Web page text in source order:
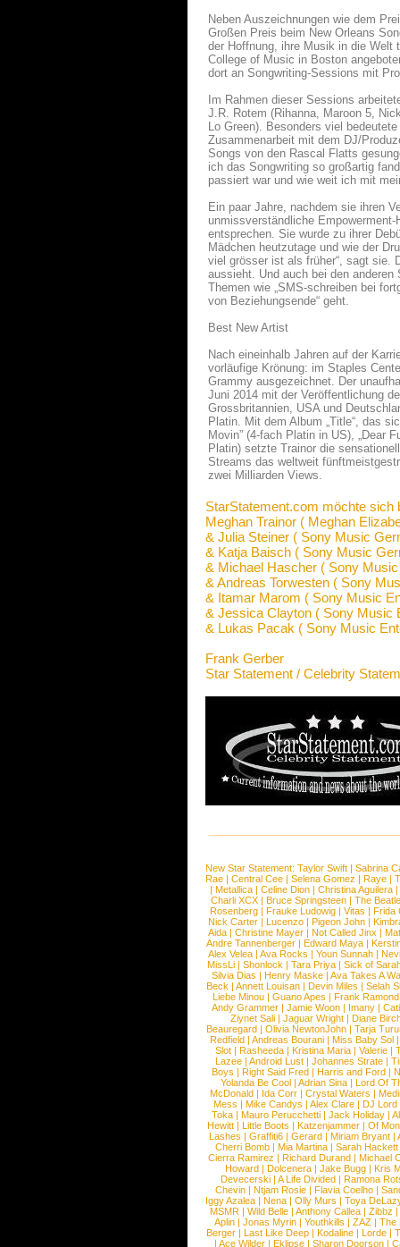
Neben Auszeichnungen wie dem
Großen Preis beim New Orleans
der Hoffnung, ihre Musik in die Welt
College of Music in Boston
dort an Songwriting-Sessions mit
Im Rahmen dieser Sessions
J.R. Rotem (Rihanna, Maroon 5,
Lo Green). Besonders viel
Zusammenarbeit mit dem DJ/
Songs von den Rascal Flatts
ich das Songwriting so großartig
passiert war und wie weit ich mit
Ein paar Jahre, nachdem sie ihren
unmissverständliche
entsprechen. Sie wurde zu ihrer
Mädchen heutzutage und wie der
viel grösser ist als früher“, sagt sie.
aussieht. Und auch bei den
Themen wie „SMS-schreiben bei
von Beziehungsende“ geht.
Best New Artist
Nach eineinhalb Jahren auf der
vorläufige Krönung: im Staples
Grammy ausgezeichnet. Der
Juni 2014 mit der Veröffentlichung
Grossbritannien, USA und
Platin. Mit dem Album „Title“, das
Movin” (4-fach Platin in US), „Dear
Platin) setzte Trainor die
Streams das weltweit
zwei Milliarden Views.
StarStatement.com möchte sich
Meghan Trainor ( Meghan
& Julia Steiner ( Sony Music
& Katja Baisch ( Sony Music
& Michael Hascher ( Sony
& Andreas Torwesten ( Sony
& Itamar Marom ( Sony Music
& Jessica Clayton ( Sony Music
& Lukas Pacak ( Sony Music
Frank Gerber
Star Statement / Celebrity
New Star Statement: Taylor Swift | Sabrina
Rae |Central Cee |Selena Gomez |Raye |
| Metallica | Celine Dion | Christina Aguilera |
Charli XCX |Bruce Springsteen |The
Rosenberg | Frauke Ludowig | Vitas | Frida
Nick Carter | Lucenzo | Pigeon John |
Aida |Christine Mayer |Not Called Jinx |
Andre Tannenberger | Edward Maya |
Alex Velea | Ava Rocks | Youn Sunnah |
MissLi | Shonlock | Tara Priya | Sick of
Silvia Dias |Henry Maske |Ava Takes A
Beck |Annett Louisan |Devin Miles |Selah
Liebe Minou |Guano Apes |Frank Ramond
Andy Grammer |Jamie Woon | Imany |
Ziynet Sali |Jaguar Wright |Diane
Beauregard |Olivia NewtonJohn |Tarja
Redfield | Andreas Bourani | Miss Baby Sol
Slot | Rasheeda | Kristina Maria | Valerie |
Lazee | Android Lust | Johannes Strate |
Boys | Right Said Fred | Harris and Ford |
Yolanda Be Cool |Adrian Sina |Lord Of
McDonald | Ida Corr |Crystal Waters |
Mess | Mike Candys | Alex Clare | DJ Lord
Toka | Mauro Perucchetti | Jack Holiday |
Hewitt |Little Boots |Katzenjammer |Of
Lashes |Graffiti6 |Gerard |Miriam Bryant |
Cherri Bomb | Mia Martina | Sarah Hackett
Cierra Ramirez | Richard Durand | Michael
Howard |Dolcenera |Jake Bugg |Kris
Devecerski |A Life Divided |Ramona
Chevin |Ntjam Rosie |Flavia Coelho |
Iggy Azalea | Nena | Olly Murs | Toya
MSMR |Wild Belle |Anthony Callea |Zibbz
Aplin | Jonas Myrin | Youthkills | ZAZ | The
Berger |Last Like Deep |Kodaline |Lorde |
|Ace Wilder |Eklipse |Sharon Doorson |